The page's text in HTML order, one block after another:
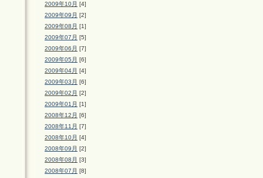
2009年10月 [4]
2009年09月 [2]
2009年08月 [1]
2009年07月 [5]
2009年06月 [7]
2009年05月 [6]
2009年04月 [4]
2009年03月 [6]
2009年02月 [2]
2009年01月 [1]
2008年12月 [6]
2008年11月 [7]
2008年10月 [4]
2008年09月 [2]
2008年08月 [3]
2008年07月 [8]